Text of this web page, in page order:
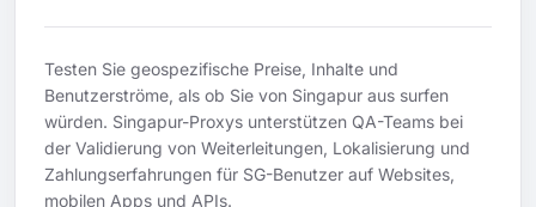
Testen Sie geospezifische Preise, Inhalte und
Benutzerströme, als ob Sie von Singapur aus surfen
würden. Singapur-Proxys unterstützen QA-Teams bei
der Validierung von Weiterleitungen, Lokalisierung und
Zahlungserfahrungen für SG-Benutzer auf Websites,
mobilen Apps und APIs.